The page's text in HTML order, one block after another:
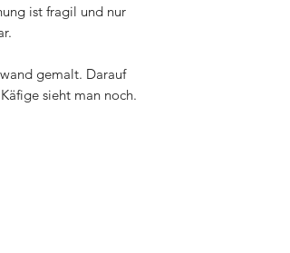
ist fragil und nur
gemalt. Darauf
sieht man noch.